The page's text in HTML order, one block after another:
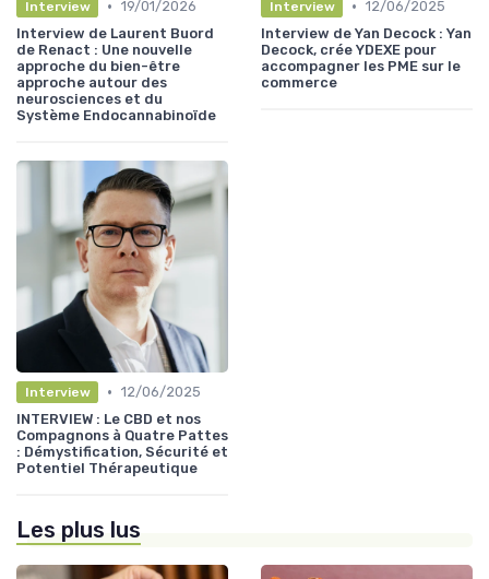
Interview • 19/01/2026
Interview de Laurent Buord
de Renact : Une nouvelle
approche du bien-être
approche autour des
neurosciences et du
Système Endocannabinoïde
Interview • 12/06/2025
Interview de Yan Decock : Yan
Decock, crée YDEXE pour
accompagner les PME sur le
commerce
Interview • 12/06/2025
INTERVIEW : Le CBD et nos
Compagnons à Quatre Pattes
: Démystification, Sécurité et
Potentiel Thérapeutique
Les plus lus